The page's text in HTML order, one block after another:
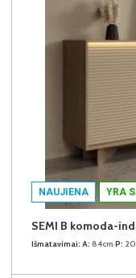
NAUJIENA YRA
SEMI B komoda-
Išmatavimai: A: 84cm P: